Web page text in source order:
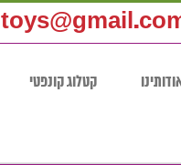
קטלוג קונפטי